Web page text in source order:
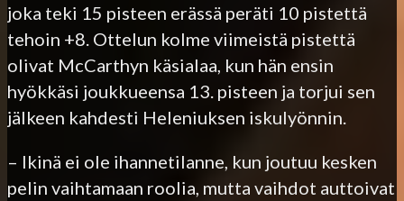
joka teki 15 pisteen erässä peräti 10 pistettä
tehoin +8. Ottelun kolme viimeistä pistettä
olivat McCarthyn käsialaa, kun hän ensin
hyökkäsi joukkueensa 13. pisteen ja torjui sen
jälkeen kahdesti Heleniuksen iskulyönnin.
– Ikinä ei ole ihannetilanne, kun joutuu kesken
pelin vaihtamaan roolia, mutta vaihdot auttoivat